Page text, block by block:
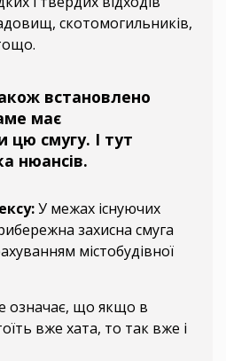
скотомогильників,
встановлено
має
цю смугу. І тут
нюансів.
У межах існуючих
захисна смуга
містобудівної
що якщо в
вже хата, то так вже і